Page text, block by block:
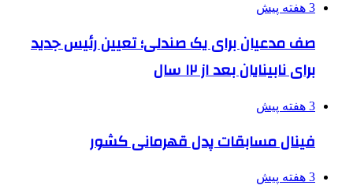
3 هفته پیش
صف مدعیان برای یک صندلی؛ تعیین رئیس جدید
برای نابینایان بعد از ۱۲ سال
3 هفته پیش
فینال مسابقات پدل قهرمانی کشور
3 هفته پیش